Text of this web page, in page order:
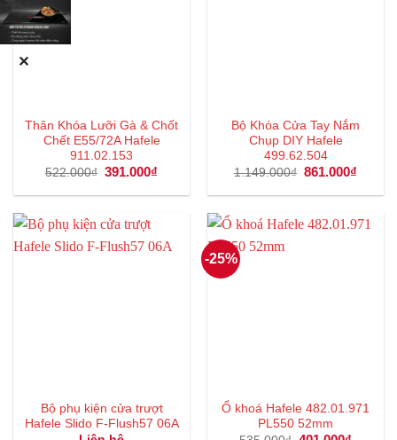
Thân Khóa Lưỡi Gà & Chốt
Chết E55/72A Hafele
911.02.153
522.000₫ Giá
là:
391.000₫
tại
391.000₫.
Bộ Khóa Cửa Tay Nắm
Chụp DIY Hafele
499.62.504
1.149.000₫ Giá
là:
861.000₫
tại
Bộ phụ kiện cửa trượt
Hafele Slido F-Flush57 06A
-25%
Ổ khoá Hafele 482.01.971
PL550 52mm
✕